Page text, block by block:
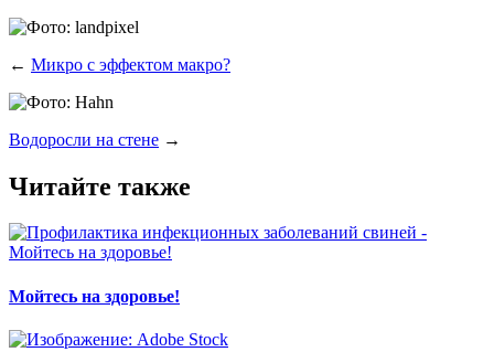
← Микро с эффектом макро?
Водоросли на стене →
Читайте также
Мойтесь на здоровье!